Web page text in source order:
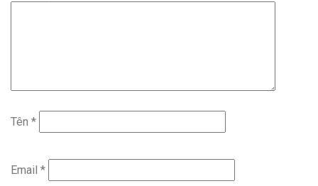
Tên *
Email *